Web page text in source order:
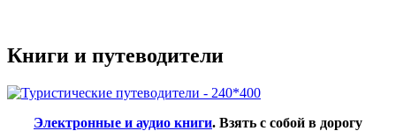
Книги и путеводители
Электронные и аудио книги. Взять с собой в дорогу